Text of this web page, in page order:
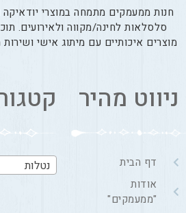
חנות ממעמקים מתמחה במוצרי
סלסלאות לחינה/מקווה ולאירועים.
מוצרים איכותיים עם מיתוג אישי
ניווט מהיר
דף הבית
אודות
"ממעמקים"
נטלות